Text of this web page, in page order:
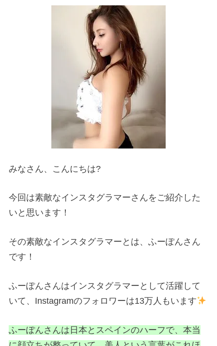
みなさん、こんにちは?
今回は素敵なインスタグラマーさんをご紹介した
いと思います！
その素敵なインスタグラマーとは、ふーぽんさん
です！
ふーぽんさんはインスタグラマーとして活躍して
いて、Instagramのフォロワーは13万人もいます
ふーぽんさんは日本とスペインのハーフで、本当